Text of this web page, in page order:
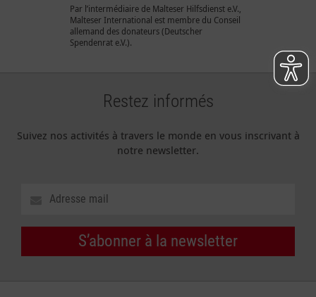
Par l’intermédiaire de Malteser Hilfsdienst e.V.,
Malteser International est membre du Conseil
allemand des donateurs (Deutscher
Spendenrat e.V.).
Restez informés
Suivez nos activités à travers le monde en vous inscrivant à
notre newsletter.
S’abonner à la newsletter